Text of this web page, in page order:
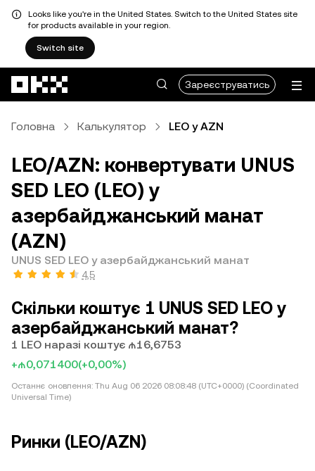
Looks like you're in the United States. Switch to the United States site
for products available in your region.
Switch site
Зареєструватись
Головна Калькулятор LEO у AZN
LEO/AZN: конвертувати UNUS
SED LEO (LEO) у
азербайджанський манат
(AZN)
UNUS SED LEO у азербайджанський манат
4,5
Скільки коштує 1 UNUS SED LEO у
азербайджанський манат?
1 LEO наразі коштує ₼16,6753
+₼0,071400(+0,00%)
Останнє оновлення: Thu Aug 06 2026 08:08:48 (UTC+0000) (Coordinated
Universal Time)
Ринки (LEO/AZN)